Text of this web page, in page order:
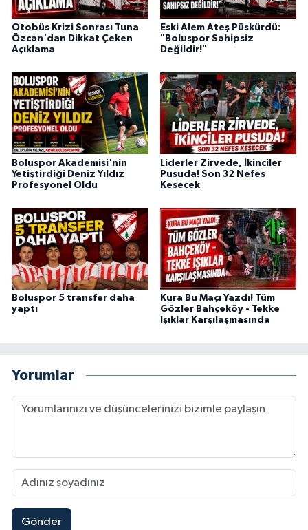
Otobüs Krizi Sonrası Tuna
Özcan'dan Dikkat Çeken
Açıklama
Eski Alem Ateş Püskürdü:
"Boluspor Sahipsiz
Değildir!"
Boluspor Akademisi'nin
Yetiştirdiği Deniz Yıldız
Profesyonel Oldu
Liderler Zirvede, İkinciler
Pusuda! Son 32 Nefes
Kesecek
Boluspor 5 transfer daha
yaptı
Kura Bu Maçı Yazdı! Tüm
Gözler Bahçeköy - Tekke
Işıklar Karşılaşmasında
Yorumlar
Gönder